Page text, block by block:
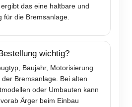
das eine haltbare und
für die Bremsanlage.
wichtig?
Baujahr, Motorisierung
Bremsanlage. Bei alten
oder Umbauten kann
Ärger beim Einbau